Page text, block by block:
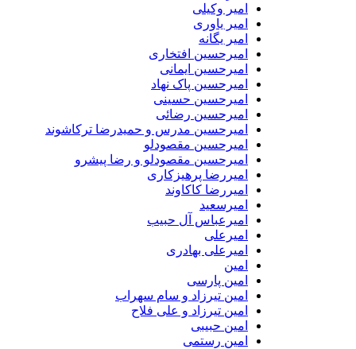
امیر وکیلی
امیر یاوری
امیر یگانه
امیرحسین افتخاری
امیرحسین ایمانی
امیرحسین پاک نهاد
امیرحسین حسینی
امیرحسین رضائی
امیرحسین مدرس و حمیدرضا ترکاشوند
امیرحسین مقصودلو
امیرحسین مقصودلو و رضا پیشرو
امیررضا پرهیزکاری
امیررضا کاکاوند
امیرسعید
امیرعباس آل حبیب
امیرعلی
امیرعلی بهادری
امین
امین پارسی
امین تیرزاد و سام سهراب
امین تیرزاد و علی فلاح
امین حبیبی
امین رستمی